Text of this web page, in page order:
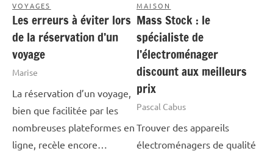
VOYAGES
Les erreurs à éviter lors
de la réservation d’un
voyage
Marise
La réservation d’un voyage,
bien que facilitée par les
nombreuses plateformes en
ligne, recèle encore…
MAISON
Mass Stock : le
spécialiste de
l’électroménager
discount aux meilleurs
prix
Pascal Cabus
Trouver des appareils
électroménagers de qualité